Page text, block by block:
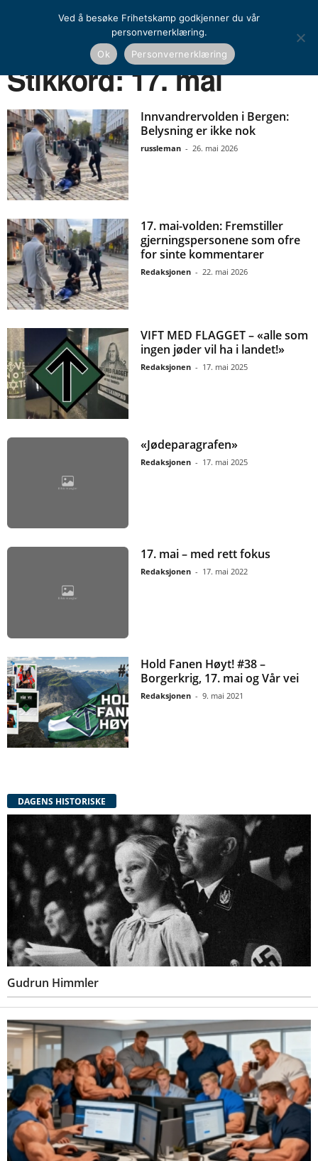
17. mai
Stikkord: 17. mai
Innvandrervolden i Bergen:
Belysning er ikke nok
russleman - 26. mai 2026
17. mai-volden: Fremstiller
gjerningspersonene som ofre
for sinte kommentarer
Redaksjonen - 22. mai 2026
VIFT MED FLAGGET – «alle som
ingen jøder vil ha i landet!»
Redaksjonen - 17. mai 2025
«Jødeparagrafen»
Redaksjonen - 17. mai 2025
17. mai – med rett fokus
Redaksjonen - 17. mai 2022
Hold Fanen Høyt! #38 –
Borgerkrig, 17. mai og Vår vei
Redaksjonen - 9. mai 2021
DAGENS HISTORISKE
Gudrun Himmler
Ved å besøke Frihetskamp godkjenner du vår
personvernerklæring.
Ok
Personvernerklæring